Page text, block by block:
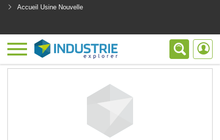
Accueil Usine Nouvelle